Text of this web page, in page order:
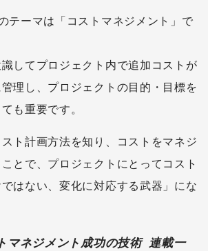
テーマは「コストマネジメント」で
してプロジェクト内で追加コストが
理し、プロジェクトの目的・目標を
も重要です。
ト計画方法を知り、コストをマネジ
とで、プロジェクトにとってコスト
はない、変化に対応する武器」にな
マネジメント成功の技術 連載一